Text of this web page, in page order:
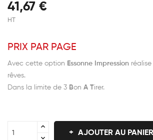
41,67 €
HT
PRIX PAR PAGE
Avec cette option Essonne Impression
rêves.
Dans la limite de 3 Bon A Tirer.
AJOUTER AU PANIER